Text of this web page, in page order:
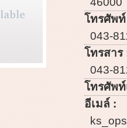
โทรศัพ
043-
โทรสาร
043-
โทรศัพ
อีเมล์ :